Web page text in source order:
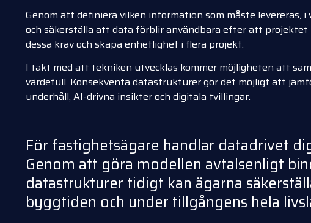
Genom att definiera vilken information som måste
och säkerställa att data förblir användbara efter att
dessa krav och skapa enhetlighet i flera projekt.
I takt med att tekniken utvecklas kommer möjligheten att
värdefull. Konsekventa datastrukturer gör det möjligt att
underhåll, AI-drivna insikter och digitala tvillingar.
För fastighetsägare handlar datadrivet
Genom att göra modellen avtalsenligt
datastrukturer tidigt kan ägarna
byggtiden och under tillgångens hela